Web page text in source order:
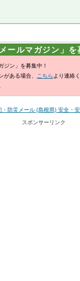
ールマガジン」を
ジン」を募集中！
がある場合、
こちら より連絡
・防災メール (島根県) 安全・
スポンサーリンク